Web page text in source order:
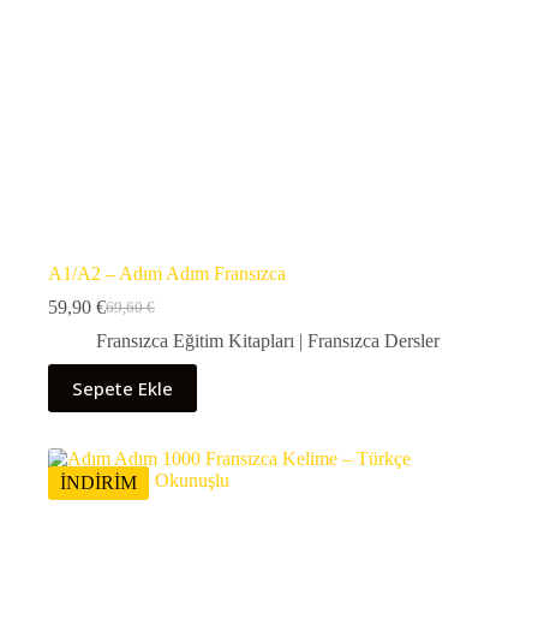
A1/A2 – Adım Adım Fransızca
69,60€
Orijinal
fiyat:
69,60 €.
59,90 €Şu
andaki
fiyat:
59,90 €.
Fransızca Eğitim Kitapları | Fransızca Dersler
Sepete Ekle
İNDİRİM